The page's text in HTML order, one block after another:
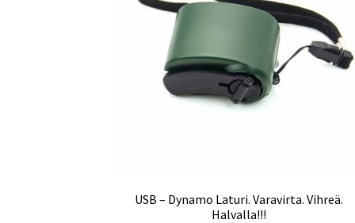
USB – Dynamo Laturi. Varavirta. Vihreä.
Halvalla!!!